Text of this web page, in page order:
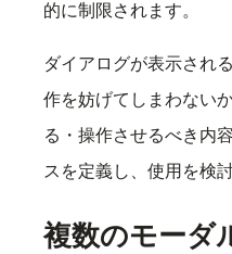
的に制限されます。
ダイアログが表示され
作を妨げてしまわない
る・操作させるべき内
スを定義し、使用を検
複数のモーダ